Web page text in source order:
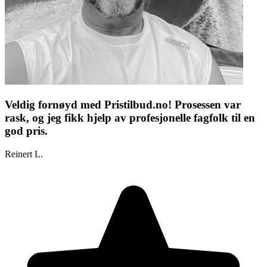
Veldig fornøyd med Pristilbud.no! Prosessen var
rask, og jeg fikk hjelp av profesjonelle fagfolk til en
god pris.
Reinert L.